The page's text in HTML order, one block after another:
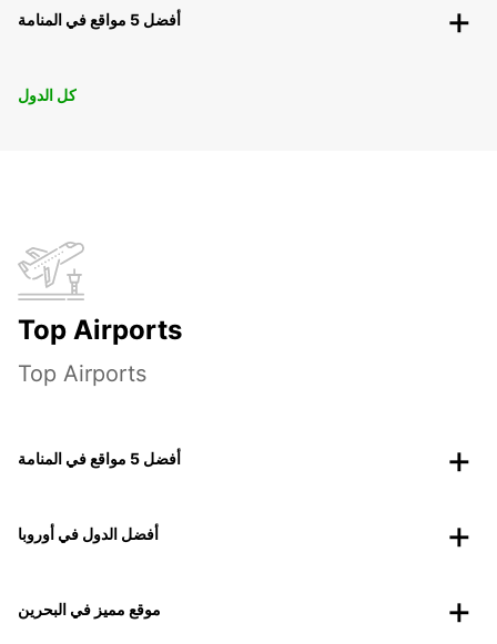
أفضل 5 مواقع في المنامة
كل الدول
Top Airports
Top Airports
أفضل 5 مواقع في المنامة
أفضل الدول في أوروبا
موقع مميز في البحرين